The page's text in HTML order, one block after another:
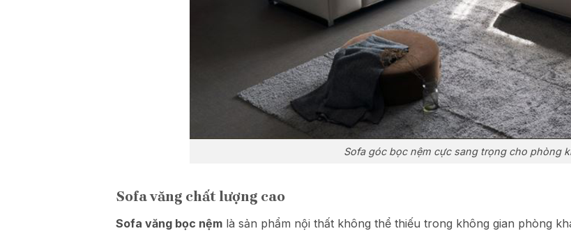
Sofa góc bọc nệm cực sang trọng cho phòng
Sofa văng chất lượng cao
Sofa văng bọc nệm là sản phẩm nội thất không thể thiếu trong không gian phòng